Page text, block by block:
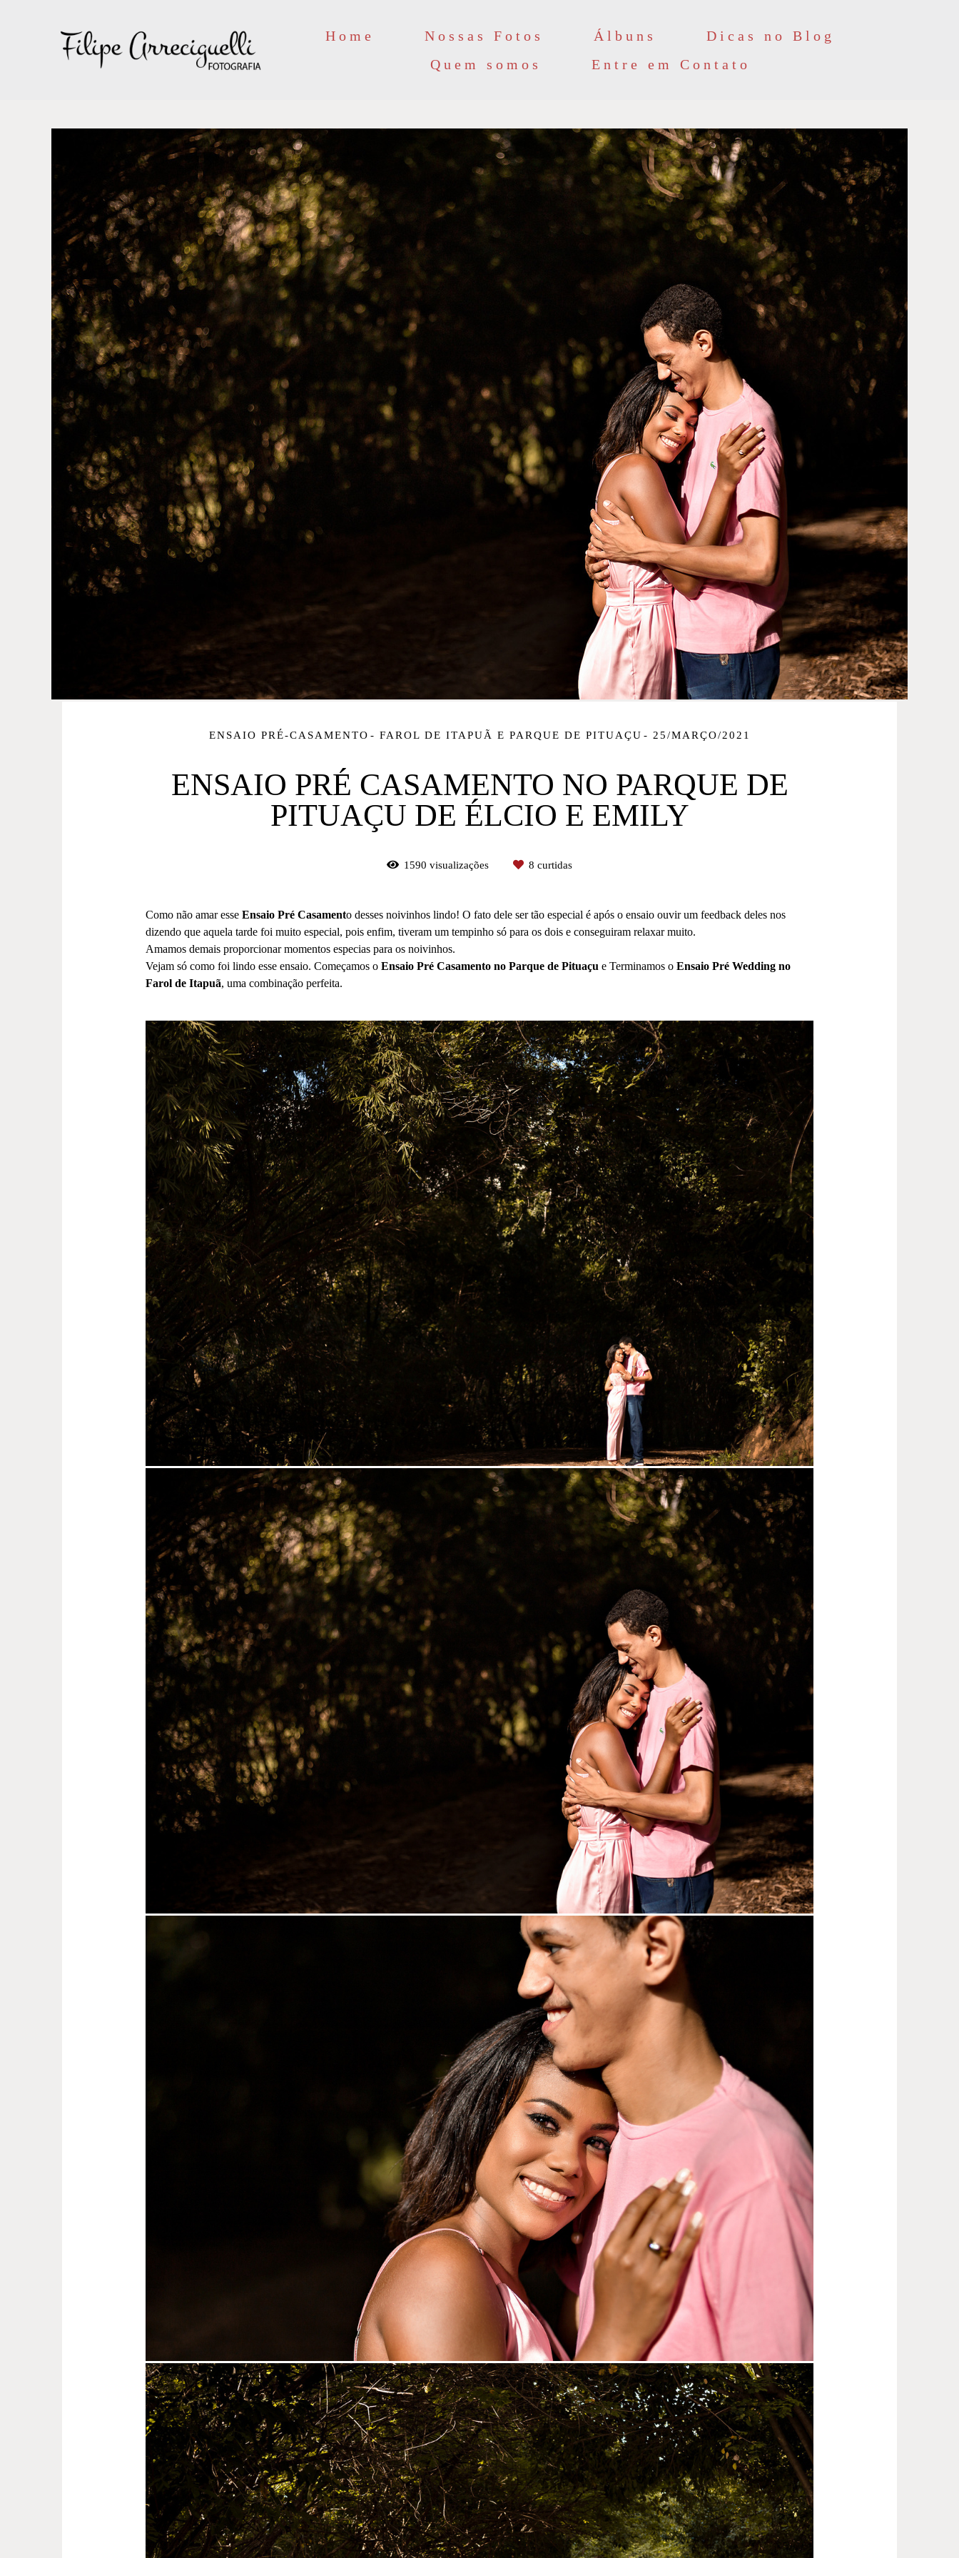
Home Nossas Fotos Álbuns
Dicas no Blog
Quem somos
Entre em Contato
ENSAIO PRÉ-CASAMENTO FAROL DE ITAPUÃ E PARQUE DE PITUAÇU 25/MARÇO/2021
ENSAIO PRÉ CASAMENTO NO PARQUE DE
PITUAÇU DE ÉLCIO E EMILY
1590 visualizações 8 curtidas
Como não amar esse Ensaio Pré Casamento desses noivinhos lindo! O fato dele ser tão especial é após o ensaio ouvir um feedback deles nos
dizendo que aquela tarde foi muito especial, pois enfim, tiveram um tempinho só para os dois e conseguiram relaxar muito.
Amamos demais proporcionar momentos especias para os noivinhos.
Vejam só como foi lindo esse ensaio. Começamos o Ensaio Pré Casamento no Parque de Pituaçu e Terminamos o Ensaio Pré Wedding no
Farol de Itapuã, uma combinação perfeita.